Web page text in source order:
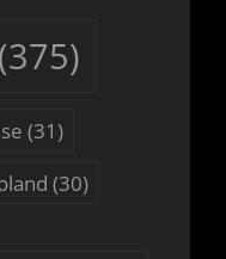
(31)
(30)